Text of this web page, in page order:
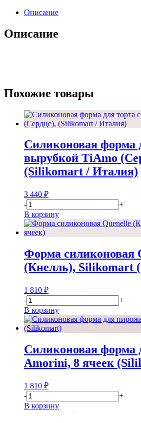
Описание
Описание
Похожие товары
Силиконовая форма
вырубкой TiAmo
(Silikomart / Италия)
3 440 ₽
-
+
В корзину
Форма силиконовая
(Кнелль), Silikomart
1 810 ₽
-
+
В корзину
Силиконовая форма
Amorini, 8 ячеек
1 810 ₽
-
+
В корзину